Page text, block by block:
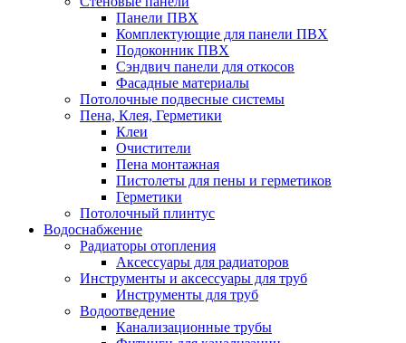
Панели ПВХ
Комплектующие для панели ПВХ
Подоконник ПВХ
Сэндвич панели для откосов
Фасадные материалы
Потолочные подвесные системы
Пена, Клея, Герметики
Клеи
Очистители
Пена монтажная
Пистолеты для пены и герметиков
Герметики
Потолочный плинтус
Водоснабжение
Радиаторы отопления
Аксессуары для радиаторов
Инструменты и аксессуары для труб
Инструменты для труб
Водоотведение
Канализационные трубы